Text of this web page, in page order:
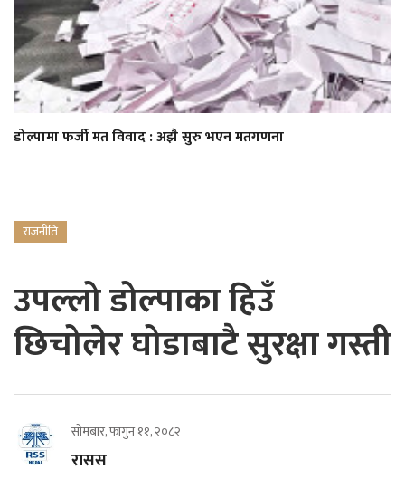
डोल्पामा फर्जी मत विवाद : अझै सुरु भएन मतगणना
राजनीति
उपल्लो डोल्पाका हिउँ
छिचोलेर घोडाबाटै सुरक्षा गस्ती
सोमबार, फागुन ११, २०८२
रासस